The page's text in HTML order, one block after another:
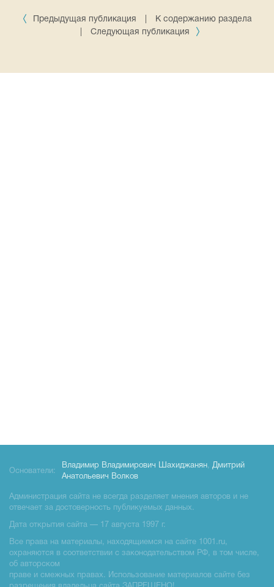
Предыдущая публикация
К содержанию раздела
Следующая публикация
Основатели:
Владимир Владимирович Шахиджанян, Дмитрий
Анатольевич Волков
Администрация сайта не всегда разделяет мнения авторов и не
отвечает за достоверность публикуемых данных.
Дата открытия сайта — 17 августа 1997 г.
Все права на материалы, находящиемся на сайте 1001.ru,
охраняются в соответствии с законодательством РФ, в том числе,
об авторском
праве и смежных правах. Использование материалов сайте без